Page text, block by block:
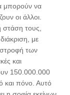
μπορούν να
οι άλλοι.
στάση τους,
με
των
και
150.000.000
και πόνο. Αυτό